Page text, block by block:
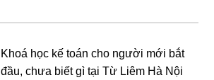
Khoá học kế toán cho người mới bắt
đầu, chưa biết gì tại Từ Liêm Hà Nội